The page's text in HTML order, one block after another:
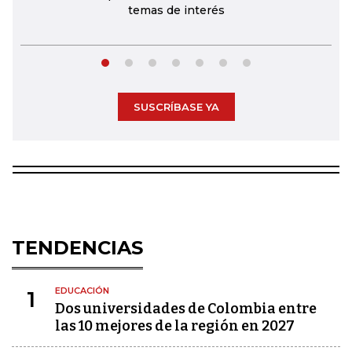
temas de interés
SUSCRÍBASE YA
TENDENCIAS
1 EDUCACIÓN
Dos universidades de Colombia entre
las 10 mejores de la región en 2027